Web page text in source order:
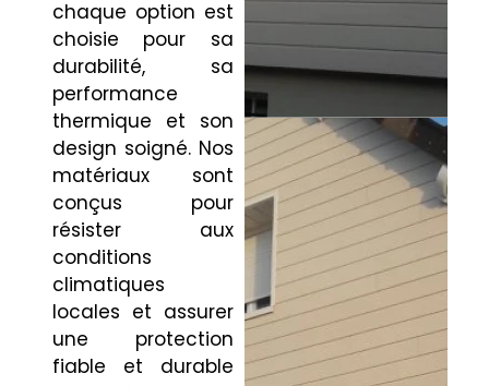
chaque option est
choisie pour sa
durabilité, sa
performance
thermique et son
design soigné. Nos
matériaux sont
conçus pour
résister aux
conditions
climatiques
locales et assurer
une protection
fiable et durable